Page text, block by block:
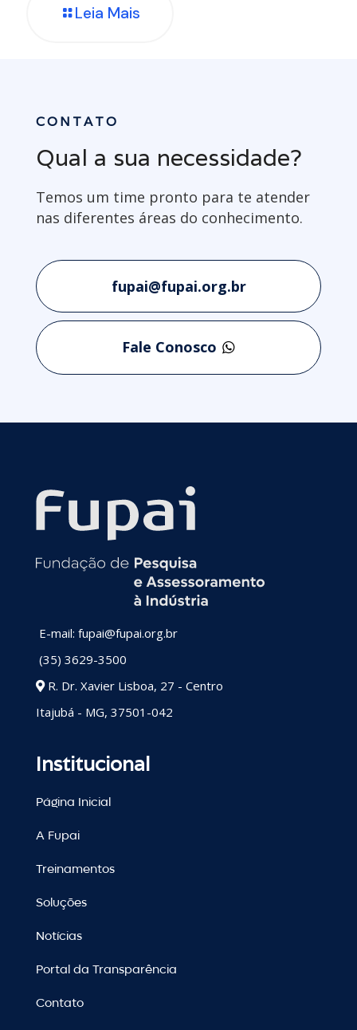
Leia Mais
CONTATO
Qual a sua necessidade?
Temos um time pronto para te atender
nas diferentes áreas do conhecimento.
fupai@fupai.org.br
Fale Conosco
E-mail: fupai@fupai.org.br
(35) 3629-3500
R. Dr. Xavier Lisboa, 27 - Centro
Itajubá - MG, 37501-042
Institucional
Página Inicial
A Fupai
Treinamentos
Soluções
Notícias
Portal da Transparência
Contato